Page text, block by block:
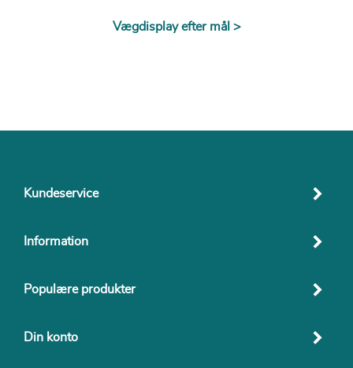
Vægdisplay efter mål >
Kundeservice
Information
Populære produkter
Din konto